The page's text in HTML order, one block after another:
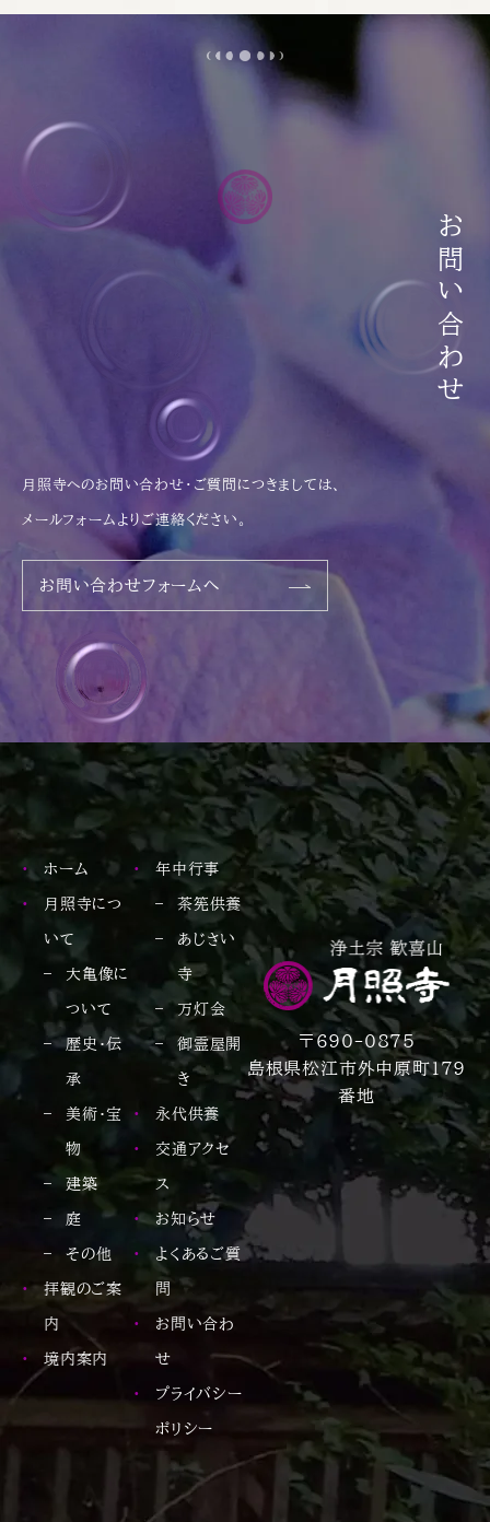
お問い合わせ
月照寺へのお問い合わせ・ご質問につきましては、
メールフォームよりご連絡ください。
お問い合わせフォームへ
〒690-0875
島根県松江市外中原町179
番地
ホーム
月照寺につ
いて
大亀像に
ついて
歴史・伝
承
美術・宝
物
建築
庭
その他
拝観のご案
内
境内案内
年中行事
茶筅供養
あじさい
寺
万灯会
御霊屋開
き
永代供養
交通アクセ
ス
お知らせ
よくあるご質
問
お問い合わ
せ
プライバシー
ポリシー